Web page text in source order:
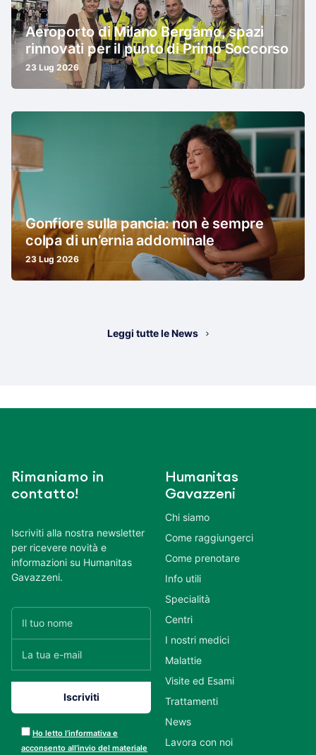
Aeroporto di Milano Bergamo, spazi
rinnovati per il punto di Primo Soccorso
23 Lug 2026
Gonfiore sulla pancia: non è sempre
colpa di un’ernia addominale
23 Lug 2026
Leggi tutte le News
Rimaniamo in
contatto!
Iscriviti alla nostra newsletter
per ricevere novità e
informazioni su Humanitas
Gavazzeni.
Ho letto l’informativa e
acconsento all’invio del materiale
Humanitas
Gavazzeni
Chi siamo
Come raggiungerci
Come prenotare
Info utili
Specialità
Centri
I nostri medici
Malattie
Visite ed Esami
Trattamenti
News
Lavora con noi